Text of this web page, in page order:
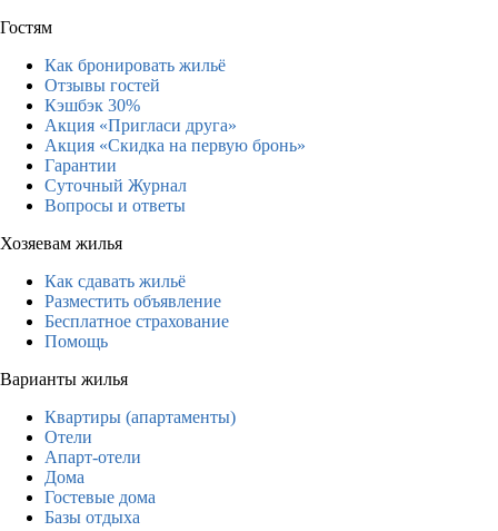
Гостям
Как бронировать жильё
Отзывы гостей
Кэшбэк 30%
Акция «Пригласи друга»
Акция «Скидка на первую бронь»
Гарантии
Суточный Журнал
Вопросы и ответы
Хозяевам жилья
Как сдавать жильё
Разместить объявление
Бесплатное страхование
Помощь
Варианты жилья
Квартиры (апартаменты)
Отели
Апарт-отели
Дома
Гостевые дома
Базы отдыха